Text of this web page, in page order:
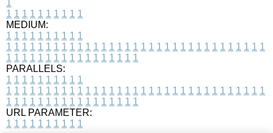
1
1 1 1 1 1 1 1 1 1 1
MEDIUM:
1 1 1 1 1 1 1 1 1 1
1 1 1 1 1 1 1 1 1 1 1 1 1 1 1 1 1 1 1 1 1 1 1 1 1 1 1 1 1 1 1 1 1
1 1 1 1 1 1 1 1 1 1 1 1 1 1 1 1 1
PARALLELS:
1 1 1 1 1 1 1 1 1 1
1 1 1 1 1 1 1 1 1 1 1 1 1 1 1 1 1 1 1 1 1 1 1 1 1 1 1 1 1 1 1 1 1
1 1 1 1 1 1 1 1 1 1 1 1 1 1 1 1 1
URL PARAMETER:
1 1 1 1 1 1 1 1 1 1